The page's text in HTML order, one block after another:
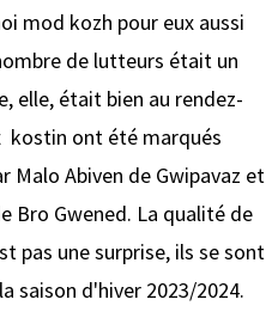
mod kozh pour eux aussi
de lutteurs était un
elle, était bien au rendez-
kostin ont été marqués
Malo Abiven de Gwipavaz et
Bro Gwened. La qualité de
pas une surprise, ils se sont
saison d'hiver 2023/2024.